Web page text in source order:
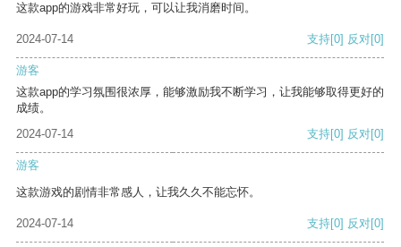
这款app的游戏非常好玩，可以让我消磨时间。
2024-07-14 支持[0] 反对[0]
游客
这款app的学习氛围很浓厚，能够激励我不断学习，让我能够取得更好的
成绩。
2024-07-14
支持[0] 反对[0]
游客
这款游戏的剧情非常感人，让我久久不能忘怀。
2024-07-14 支持[0] 反对[0]